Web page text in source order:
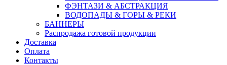
ФЭНТАЗИ & АБСТРАКЦИЯ
ВОДОПАДЫ & ГОРЫ & РЕКИ
БАННЕРЫ
Распродажа готовой продукции
Доставка
Оплата
Контакты